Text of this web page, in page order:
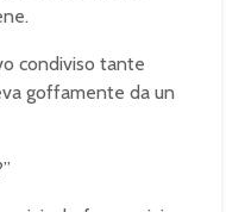
condiviso tante
goffamente da un